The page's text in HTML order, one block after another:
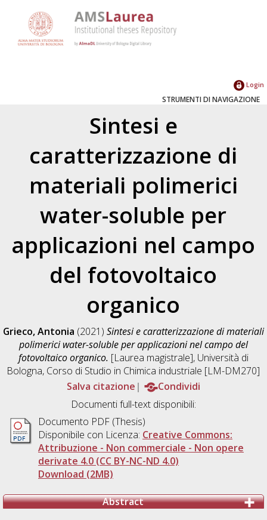
Login
STRUMENTI DI NAVIGAZIONE
Sintesi e
caratterizzazione di
materiali polimerici
water-soluble per
applicazioni nel campo
del fotovoltaico
organico
Grieco, Antonia (2021) Sintesi e caratterizzazione di materiali
polimerici water-soluble per applicazioni nel campo del
fotovoltaico organico. [Laurea magistrale], Università di
Bologna, Corso di Studio in Chimica industriale [LM-DM270]
Salva citazione
Condividi
Documenti full-text disponibili:
Documento PDF (Thesis)
Disponibile con Licenza: Creative Commons:
Attribuzione - Non commerciale - Non opere
derivate 4.0 (CC BY-NC-ND 4.0)
Download (2MB)
Abstract